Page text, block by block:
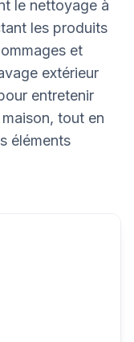
le nettoyage à
les produits
et
extérieur
entretenir
tout en
éléments